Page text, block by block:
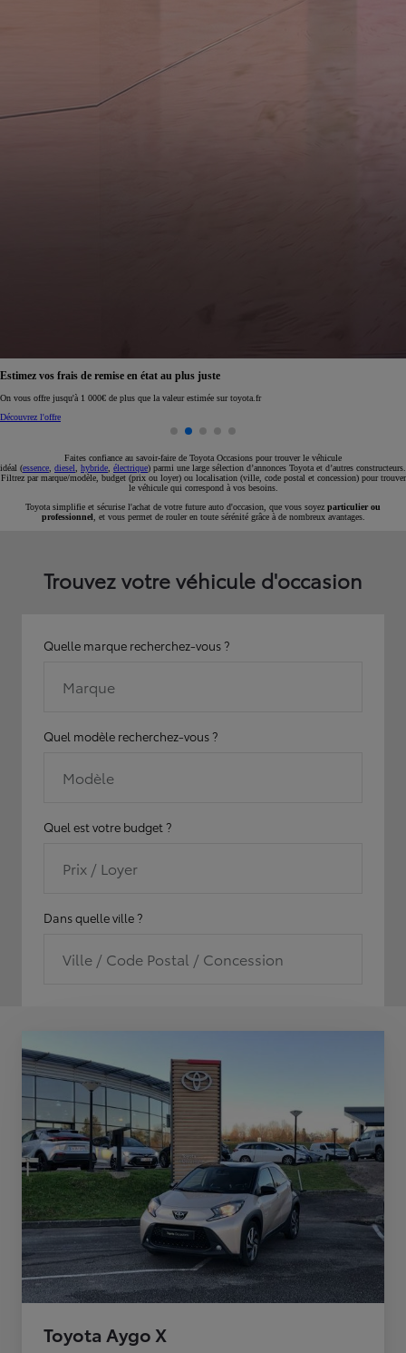
Réservez en ligne votre occasion pour 1€ seulement
Réservez en ligne
Faites confiance au savoir-faire de Toyota Occasions pour trouver le véhicule
idéal (essence diesel hybride électrique) parmi une large sélection d’annonces Toyota et d’autres constructeurs.
Filtrez par marque/modèle, budget (prix ou loyer) ou localisation (ville, code postal et concession) pour trouver
le véhicule qui correspond à vos besoins.
Toyota simplifie et sécurise l'achat de votre future auto d'occasion, que vous soyez particulier ou
professionnel , et vous permet de rouler en toute sérénité grâce à de nombreux avantages.
Trouvez votre véhicule d'occasion
Quelle marque recherchez-vous ?
Marque
Quel modèle recherchez-vous ?
Modèle
Quel est votre budget ?
Prix / Loyer
Dans quelle ville ?
Ville / Code Postal / Concession
Toyota Aygo X